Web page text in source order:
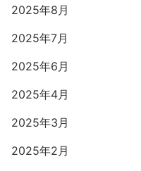
2025年8月
2025年7月
2025年6月
2025年4月
2025年3月
2025年2月